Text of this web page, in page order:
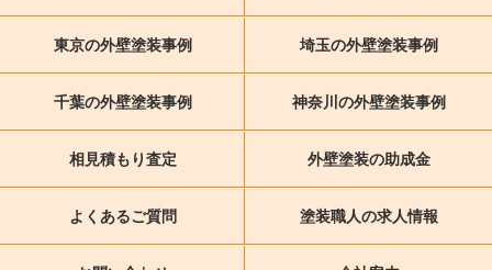
東京の外壁塗装事例 埼玉の外壁塗装事例
千葉の外壁塗装事例 神奈川の外壁塗装事例
相見積もり査定 外壁塗装の助成金
よくあるご質問 塗装職人の求人情報